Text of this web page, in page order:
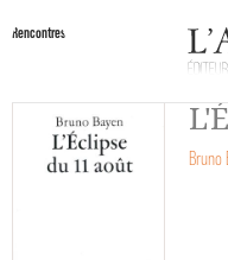
Rencontres
Bruno